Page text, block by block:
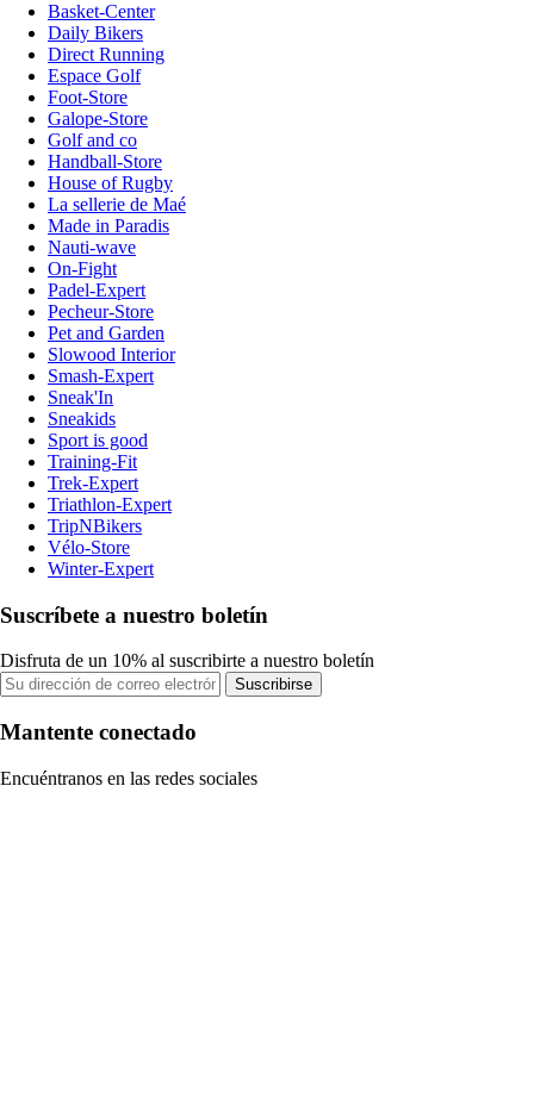
Basket-Center
Daily Bikers
Direct Running
Espace Golf
Foot-Store
Galope-Store
Golf and co
Handball-Store
House of Rugby
La sellerie de Maé
Made in Paradis
Nauti-wave
On-Fight
Padel-Expert
Pecheur-Store
Pet and Garden
Slowood Interior
Smash-Expert
Sneak'In
Sneakids
Sport is good
Training-Fit
Trek-Expert
Triathlon-Expert
TripNBikers
Vélo-Store
Winter-Expert
Suscríbete a nuestro boletín
Disfruta de un 10% al suscribirte a nuestro boletín
Suscribirse
Mantente conectado
Encuéntranos en las redes sociales